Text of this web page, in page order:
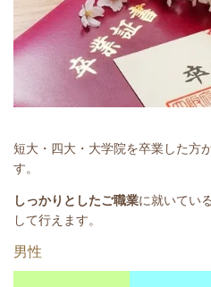
短大・四大・大学院を卒業した方
す。
しっかりとしたご職業に就いてい
して行えます。
男性